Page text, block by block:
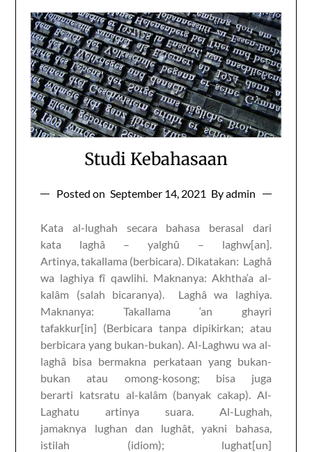
Studi Kebahasaan
Posted on September 14, 2021 By admin
Kata al-lughah secara bahasa berasal dari
kata laghâ – yalghû – laghw[an].
Artinya, takallama (berbicara). Dikatakan: Laghâ
wa laghiya fî qawlihi. Maknanya: Akhtha‘a al-
kalâm (salah bicaranya). Laghâ wa laghiya.
Maknanya: Takallama ‘an ghayri
tafakkur[in] (Berbicara tanpa dipikirkan; atau
berbicara yang bukan-bukan). Al-Laghwu wa al-
laghâ bisa bermakna perkataan yang bukan-
bukan atau omong-kosong; bisa juga
berarti katsratu al-kalâm (banyak cakap). Al-
Laghatu artinya suara. Al-Lughah,
jamaknya lughan dan lughât, yakni bahasa,
istilah (idiom); lughat[un]